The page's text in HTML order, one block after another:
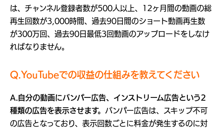
は、チャンネル登録者数が500人以上、12ヶ月間の動画の総
再生回数が3,000時間、過去90日間のショート動画再生数
が300万回、過去90日最低3回動画のアップロードをしなけ
ればなりません。
Q.YouTubeでの収益の仕組みを教えてください
A.自分の動画にバンパー広告、インストリーム広告という2
種類の広告を表示させます。 バンパー広告は、スキップ不可
の広告となっており、表示回数ごとに料金が発生するのに対